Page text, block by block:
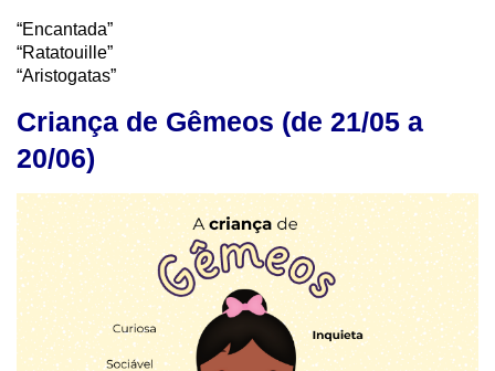
“Encantada”
“Ratatouille”
“Aristogatas”
Criança de Gêmeos (de 21/05 a
20/06)